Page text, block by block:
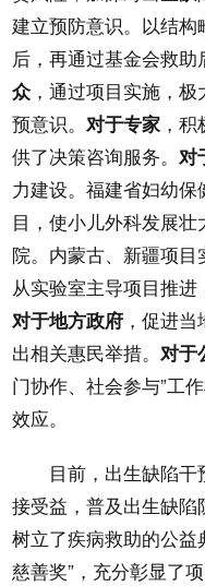
建立预防意识。以结
后，再通过基金会救
众，通过项目实施，
预意识。对于专家 ，
供了决策咨询服务。对
力建设。福建省妇幼
目，使小儿外科发展
院。内蒙古、新疆项目
从实验室主导项目推进
对于地方政府 ，促进
出相关惠民举措。对于
门协作、社会参与”工
效应。
目前，出生缺陷
接受益，普及出生缺陷
树立了疾病救助的公益
慈善奖”，充分彰显了